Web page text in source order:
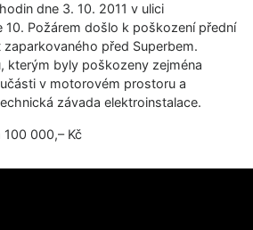
dne 3. 10. 2011 v ulici
10. Požárem došlo k poškození přední
před Superbem.
kterým byly poškozeny zejména
v motorovém prostoru a
závada elektroinstalace.
000,– Kč